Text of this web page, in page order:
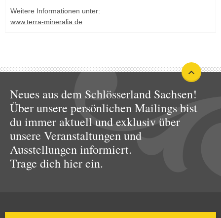
Weitere Informationen unter:
www.terra-mineralia.de
Neues aus dem Schlösserland Sachsen!
Über unsere persönlichen Mailings bist
du immer aktuell und exklusiv über
unsere Veranstaltungen und
Ausstellungen informiert.
Trage dich hier ein.